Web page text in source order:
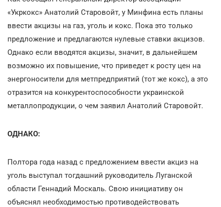
«Укркокс» Анатолий Старовойт, у Минфина есть планы
ввести акцизы на газ, уголь и кокс. Пока это только
предложение и предлагаются нулевые ставки акцизов.
Однако если вводятся акцизы, значит, в дальнейшем
возможно их повышение, что приведет к росту цен на
энергоносители для метпредприятий (тот же кокс), а это
отразится на конкурентоспособности украинской
металлопродукции, о чем заявил Анатолий Старовойт.
ОДНАКО:
Полтора года назад с предложением ввести акциз на
уголь выступал тогдашний руководитель Луганской
области Геннадий Москаль. Свою инициативу он
объяснял необходимостью противодействовать